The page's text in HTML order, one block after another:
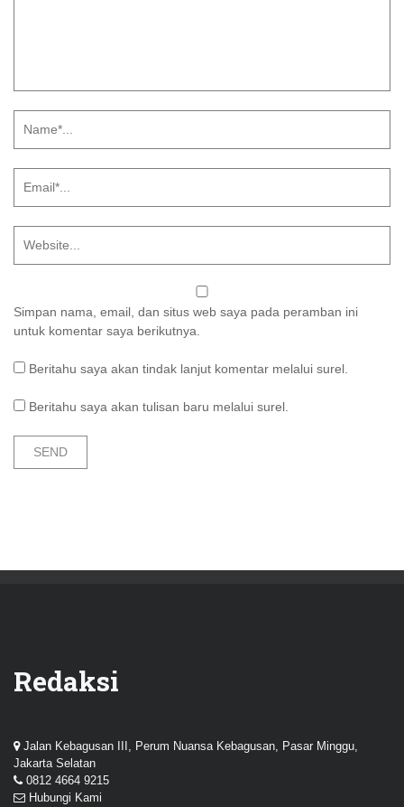
Simpan nama, email, dan situs web saya pada peramban ini
untuk komentar saya berikutnya.
Beritahu saya akan tindak lanjut komentar melalui surel.
Beritahu saya akan tulisan baru melalui surel.
Redaksi
Jalan Kebagusan III, Perum Nuansa Kebagusan, Pasar Minggu,
Jakarta Selatan
0812 4664 9215
Hubungi Kami